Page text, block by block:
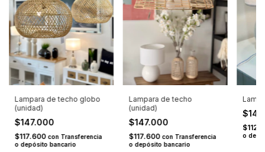
Lampara de techo globo
(unidad)
$147.000
$117.600 con Transferencia
o depósito bancario
Lampara de techo
(unidad)
$147.000
$117.600 con Transferencia
o depósito bancario
o